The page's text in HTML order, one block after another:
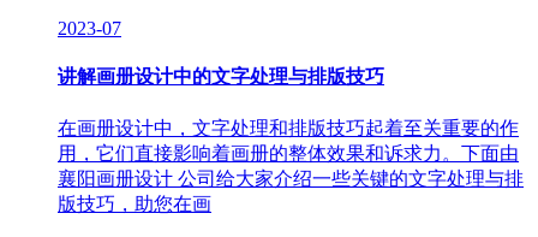
2023-07
讲解画册设计中的文字处理与排版技巧
在画册设计中，文字处理和排版技巧起着至关重要的作
用，它们直接影响着画册的整体效果和诉求力。下面由
襄阳画册设计 公司给大家介绍一些关键的文字处理与排
版技巧，助您在画